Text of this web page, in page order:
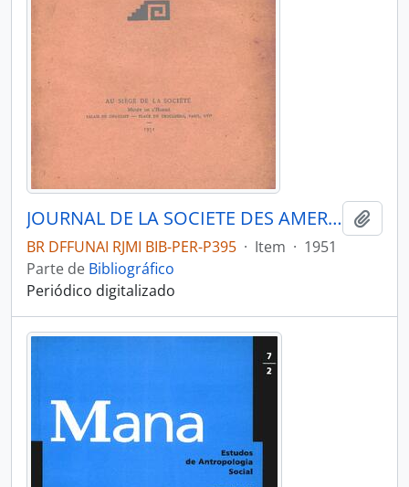
JOURNAL DE LA SOCIETE DES AMERICANISTES DE PARIS - PARIS FR MUSEE DE L HOMME - 1951 - Nº40
BR DFFUNAI RJMI BIB-PER-P395 · Item · 1951
Parte de Bibliográfico
Periódico digitalizado